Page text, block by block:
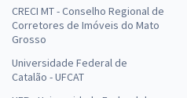
CRECI MT - Conselho Regional de
Corretores de Imóveis do Mato
Grosso
Universidade Federal de
Catalão - UFCAT